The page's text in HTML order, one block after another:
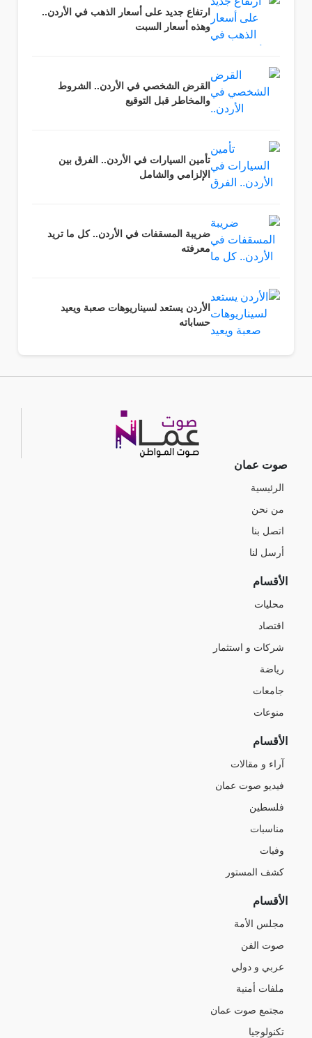
ارتفاع جديد على أسعار الذهب في الأردن..
وهذه أسعار السبت
القرض الشخصي في الأردن.. الشروط
والمخاطر قبل التوقيع
تأمين السيارات في الأردن.. الفرق بين
الإلزامي والشامل
ضريبة المسقفات في الأردن.. كل ما تريد
معرفته
الأردن يستعد لسيناريوهات صعبة ويعيد
حساباته
صوت عمان
الرئيسية
من نحن
اتصل بنا
أرسل لنا
الأقسام
محليات
اقتصاد
شركات و استثمار
رياضة
جامعات
منوعات
الأقسام
آراء و مقالات
فيديو صوت عمان
فلسطين
مناسبات
وفيات
كشف المستور
الأقسام
مجلس الأمة
صوت الفن
عربي و دولي
ملفات أمنية
مجتمع صوت عمان
تكنولوجيا